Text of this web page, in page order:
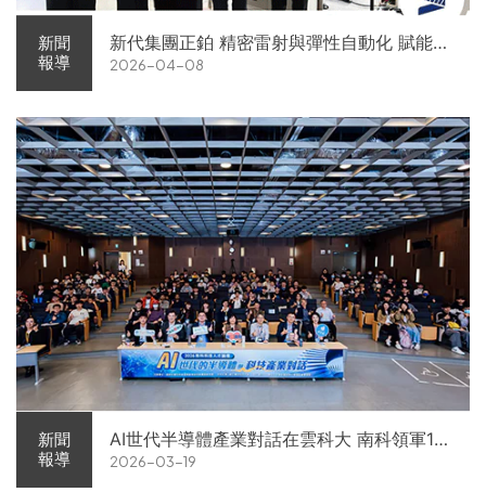
新聞
報導
新代集團正鉑 精密雷射與彈性自動化 賦能智
慧智造解方電子展亮相
2026-04-08
新聞
報導
AI世代半導體產業對話在雲科大 南科領軍11
家企業前進校園徵才
2026-03-19